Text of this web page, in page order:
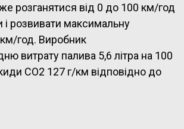
розганятися від 0 до 100 км/год
і розвивати максимальну
год. Виробник
витрату палива 5,6 літра на 100
CO2 127 г/км відповідно до